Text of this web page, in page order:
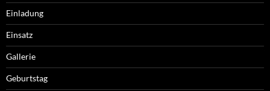
Einladung
Einsatz
Gallerie
Geburtstag